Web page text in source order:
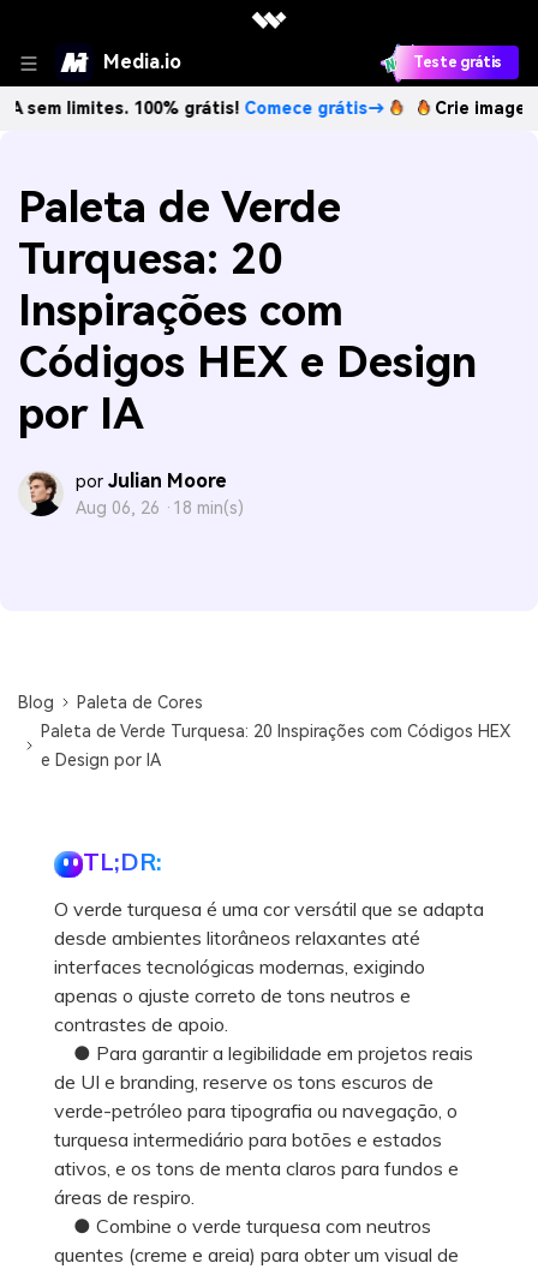
Media.io Teste grátis
100% grátis!Comece grátis→ Crie imagens com IA
Paleta de Verde
Turquesa: 20
Inspirações com
Códigos HEX e Design
por IA
por Julian Moore
Aug 06, 26 · 18 min(s)
Blog
Paleta de Cores
Paleta de Verde Turquesa: 20 Inspirações com Códigos HEX
e Design por IA
TL;DR:
O verde turquesa é uma cor versátil que se adapta
desde ambientes litorâneos relaxantes até
interfaces tecnológicas modernas, exigindo
apenas o ajuste correto de tons neutros e
contrastes de apoio.
● Para garantir a legibilidade em projetos reais
de UI e branding, reserve os tons escuros de
verde-petróleo para tipografia ou navegação, o
turquesa intermediário para botões e estados
ativos, e os tons de menta claros para fundos e
áreas de respiro.
● Combine o verde turquesa com neutros
quentes (creme e areia) para obter um visual de